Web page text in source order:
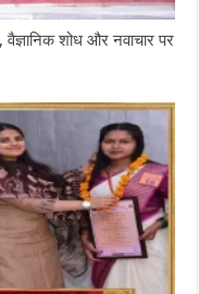
शोध और नवाचार पर